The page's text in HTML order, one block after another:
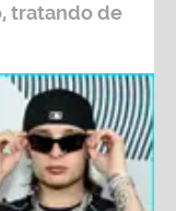
tratando de